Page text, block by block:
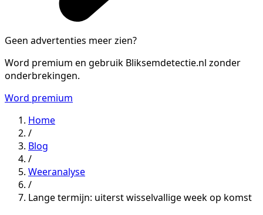
Geen advertenties meer zien?
Word premium en gebruik Bliksemdetectie.nl zonder
onderbrekingen.
Word premium
Home
/
Blog
/
Weeranalyse
/
Lange termijn: uiterst wisselvallige week op komst